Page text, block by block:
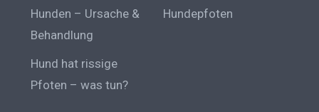
Hunden – Ursache &
Behandlung
Hundepfoten
Hund hat rissige
Pfoten – was tun?